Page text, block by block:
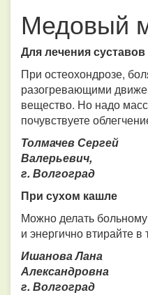
Медовый
Для лечения суставов
При остеохондрозе,
разогревающими
вещество. Но надо
почувствуете
Толмачев Сергей
Валерьевич,
г. Волгоград
При сухом кашле
Можно делать
и энергично втирайте
Ишанова Лана
Александровна
г. Волгоград